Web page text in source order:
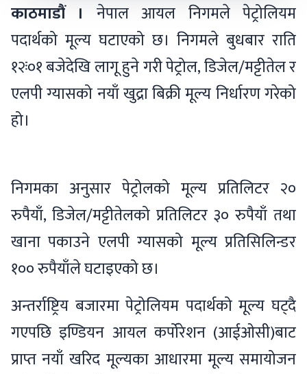
काठमाडौं । नेपाल आयल निगमले पेट्रोलियम
पदार्थको मूल्य घटाएको छ। निगमले बुधबार राति
१२ः०१ बजेदेखि लागू हुने गरी पेट्रोल, डिजेल/मट्टीतेल र
एलपी ग्यासको नयाँ खुद्रा बिक्री मूल्य निर्धारण गरेको
हो।
निगमका अनुसार पेट्रोलको मूल्य प्रतिलिटर २०
रुपैयाँ, डिजेल/मट्टीतेलको प्रतिलिटर ३० रुपैयाँ तथा
खाना पकाउने एलपी ग्यासको मूल्य प्रतिसिलिन्डर
१०० रुपैयाँले घटाइएको छ।
अन्तर्राष्ट्रिय बजारमा पेट्रोलियम पदार्थको मूल्य घट्दै
गएपछि इण्डियन आयल कर्पोरेशन (आईओसी)बाट
प्राप्त नयाँ खरिद मूल्यका आधारमा मूल्य समायोजन